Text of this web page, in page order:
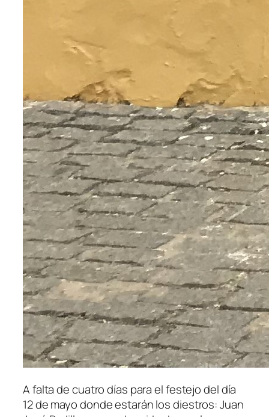
A falta de cuatro días para el festejo del día
12 de mayo donde estarán los diestros: Juan